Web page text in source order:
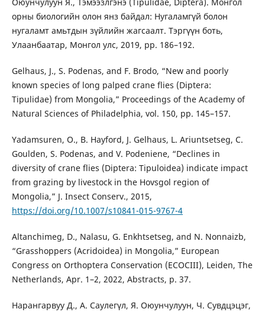
орны биологийн олон янз байдал: Нугаламгүй болон
нугаламт амьтдын зүйлийн жагсаалт. Тэргүүн боть,
Улаанбаатар, Монгол улс, 2019, pp. 186–192.
Gelhaus, J., S. Podenas, and F. Brodo, “New and poorly
known species of long palped crane flies (Diptera:
Tipulidae) from Mongolia,” Proceedings of the Academy of
Natural Sciences of Philadelphia, vol. 150, pp. 145–157.
Yadamsuren, O., B. Hayford, J. Gelhaus, L. Ariuntsetseg, C.
Goulden, S. Podenas, and V. Podeniene, “Declines in
diversity of crane flies (Diptera: Tipuloidea) indicate impact
from grazing by livestock in the Hovsgol region of
Mongolia,” J. Insect Conserv., 2015,
https://doi.org/10.1007/s10841-015-9767-4
Altanchimeg, D., Nalasu, G. Enkhtsetseg, and N. Nonnaizb,
“Grasshoppers (Acridoidea) in Mongolia,” European
Congress on Orthoptera Conservation (ECOCIII), Leiden, The
Netherlands, Apr. 1–2, 2022, Abstracts, p. 37.
Нарангарвуу Д., A. Саулегүл, Я. Оюунчулуун, Ч. Сувдцэцэг,